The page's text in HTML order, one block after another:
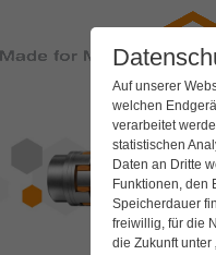
Auf unserer
welchen
verarbeitet
statistischen
Daten an Dritte
Funktionen, den
Speicherdauer
freiwillig, für die
die Zukunft unter